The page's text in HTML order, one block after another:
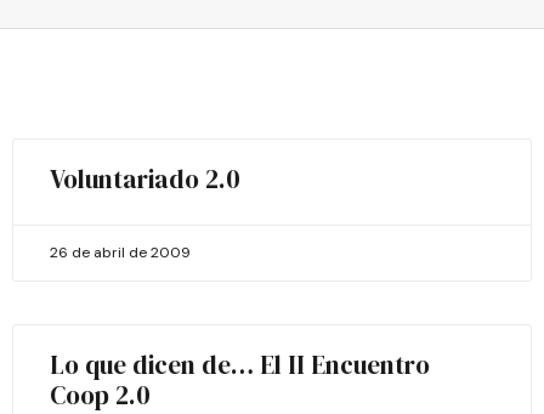
Voluntariado 2.0
26 de abril de 2009
Lo que dicen de… El II Encuentro
Coop 2.0